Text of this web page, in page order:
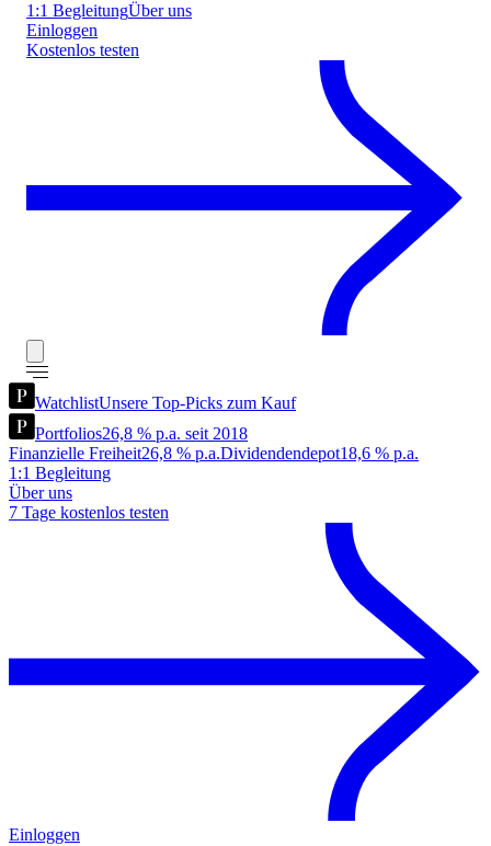
1:1 BegleitungÜber uns
Einloggen
Kostenlos testen
WatchlistUnsere Top-Picks zum Kauf
Portfolios26,8 % p.a. seit 2018
Finanzielle Freiheit26,8 % p.a.Dividendendepot18,6 % p.a.
1:1 Begleitung
Über uns
7 Tage kostenlos testen
Einloggen